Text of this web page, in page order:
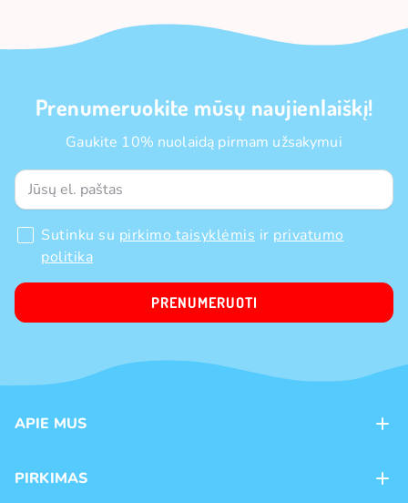
Prenumeruokite mūsų naujienlaiškį!
Gaukite 10% nuolaidą pirmam užsakymui
Sutinku su pirkimo taisyklėmis ir privatumo
politika
PRENUMERUOTI
APIE MUS
Kontaktai
PIRKIMAS